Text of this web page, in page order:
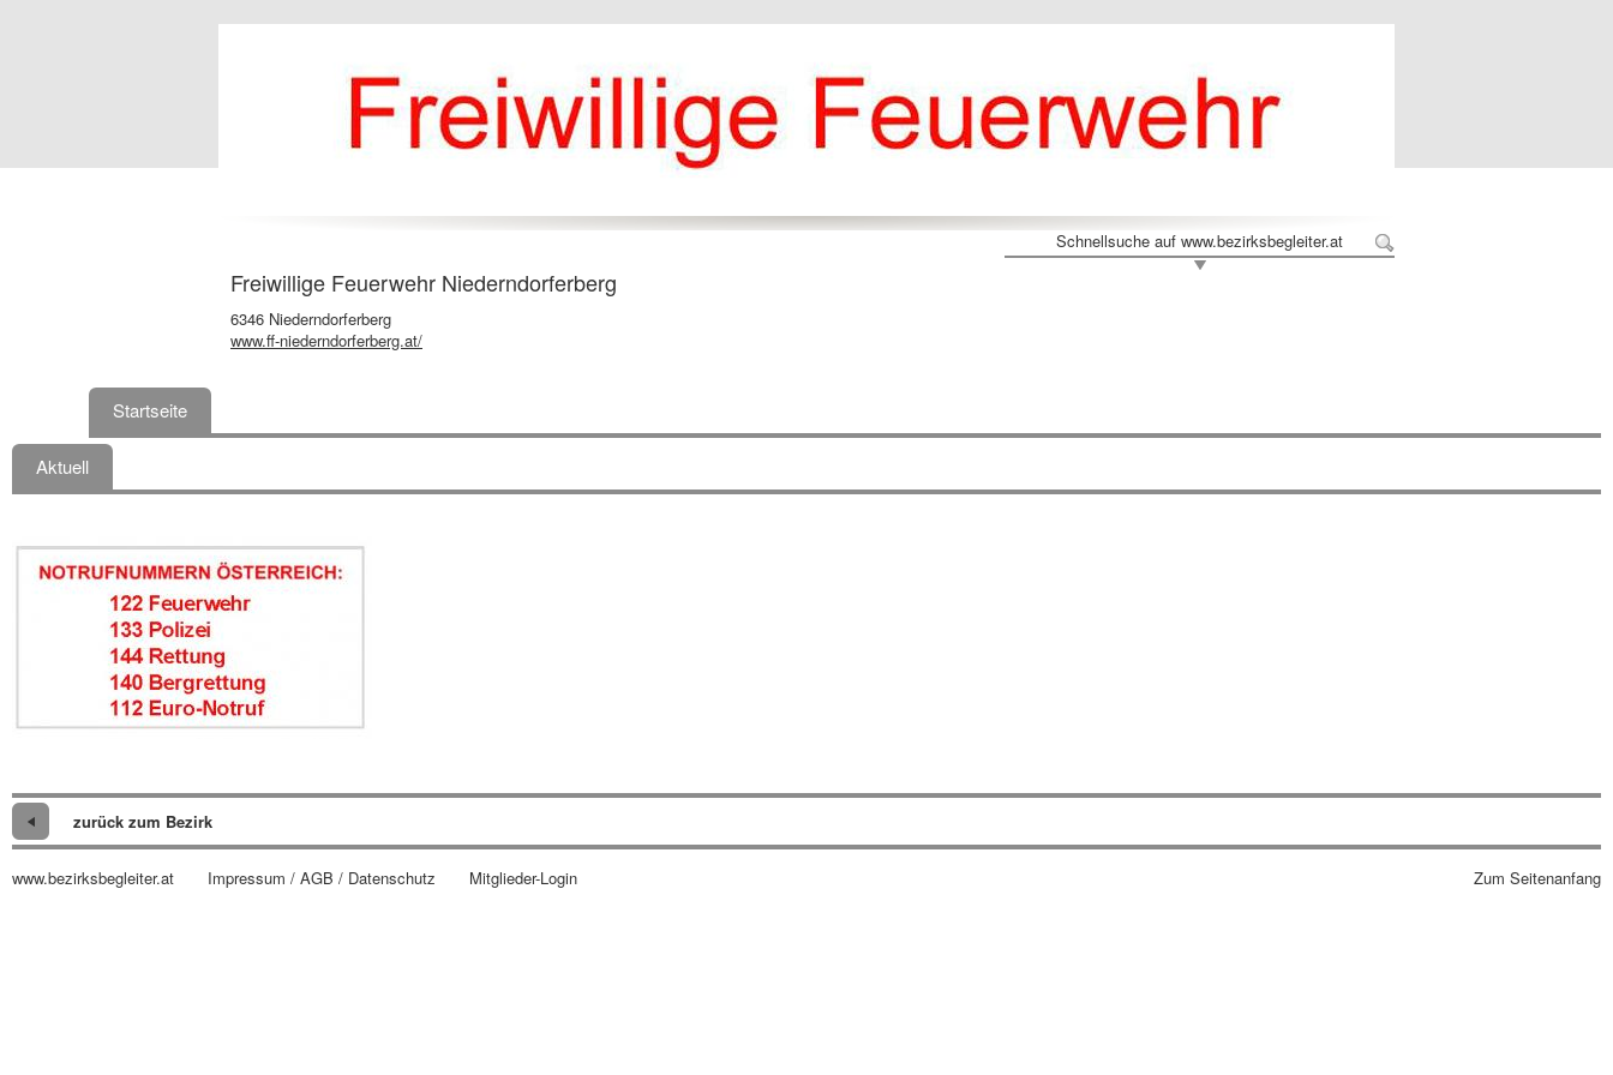
Schnellsuche auf www.bezirksbegleiter.at
Freiwillige Feuerwehr Niederndorferberg
6346 Niederndorferberg
www.ff-niederndorferberg.at/
Startseite
Aktuell
zurück zum Bezirk
www.bezirksbegleiter.at Impressum / AGB / Datenschutz Mitglieder-Login Zum Seitenanfang